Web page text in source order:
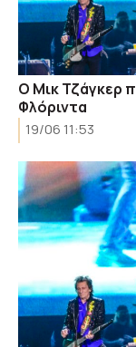
Ο Μικ Τζάγκερ
Φλόριντα
19/06 11:53